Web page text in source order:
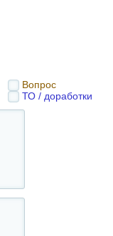
Вопрос
ТО / доработки